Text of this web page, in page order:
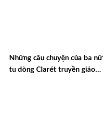
Những câu chuyện của ba nữ
tu dòng Clarét truyền giáo